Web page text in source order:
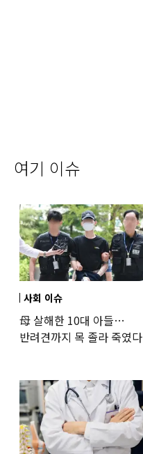
여기 이슈
사회 이슈
母 살해한 10대 아들…
반려견까지 목 졸라 죽였다